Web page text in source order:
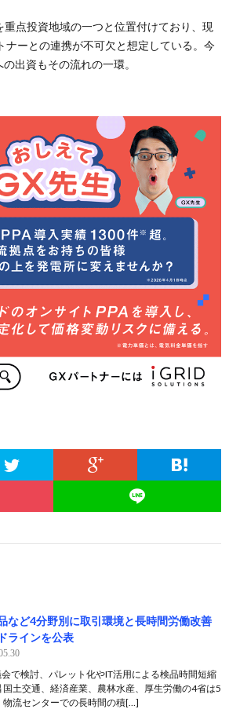
重点投資地域の一つと位置付けており、現
ナーとの連携が不可欠と想定している。今
出資もその流れの一環。
など4分野別に取引環境と長時間労働改善
ラインを公表
で検討、パレット化やIT活用による検品時間短縮
国土交通、経済産業、農林水産、厚生労働の4省は5
物流センターでの長時間の積[…]